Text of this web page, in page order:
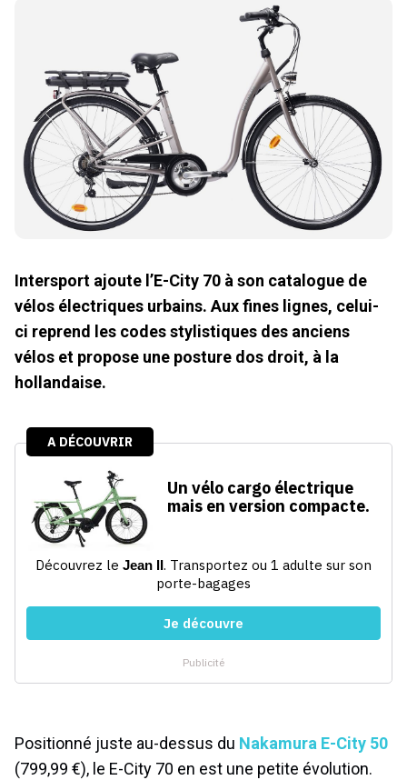
Intersport ajoute l’E-City 70 à son catalogue de
vélos électriques urbains. Aux fines lignes, celui-
ci reprend les codes stylistiques des anciens
vélos et propose une posture dos droit, à la
hollandaise.
Positionné juste au-dessus du Nakamura E-City 50
(799,99 €), le E-City 70 en est une petite évolution.